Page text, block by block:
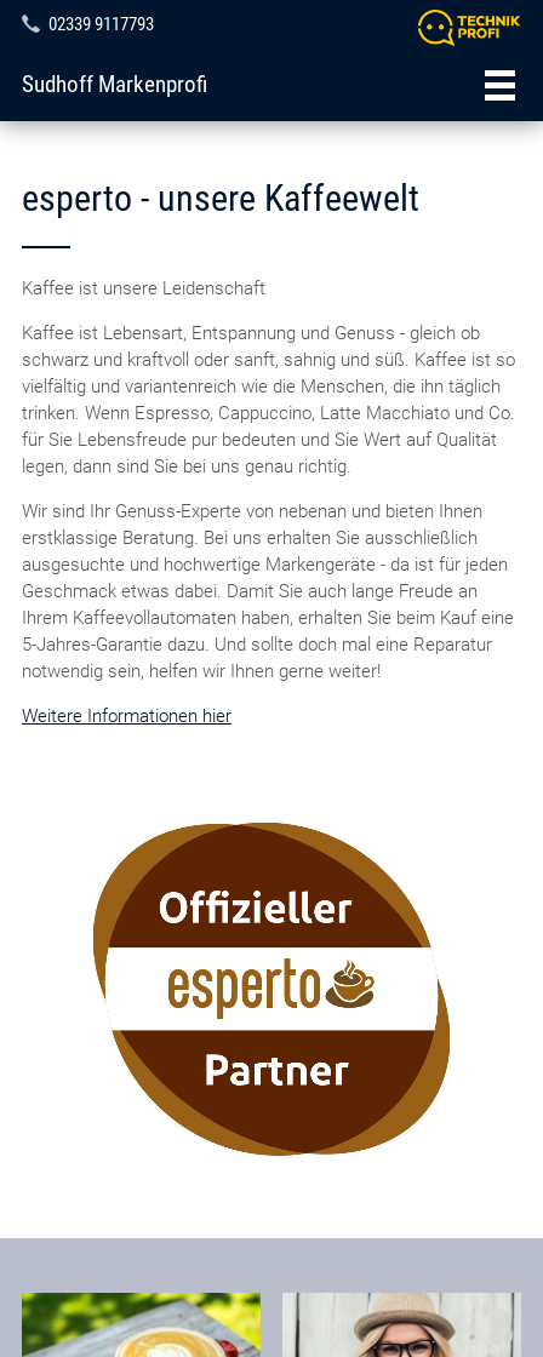
02339 9117793
Sudhoff Markenprofi
esperto - unsere Kaffeewelt
Kaffee ist unsere Leidenschaft
Kaffee ist Lebensart, Entspannung und Genuss - gleich ob
schwarz und kraftvoll oder sanft, sahnig und süß. Kaffee ist so
vielfältig und variantenreich wie die Menschen, die ihn täglich
trinken. Wenn Espresso, Cappuccino, Latte Macchiato und Co.
für Sie Lebensfreude pur bedeuten und Sie Wert auf Qualität
legen, dann sind Sie bei uns genau richtig.
Wir sind Ihr Genuss-Experte von nebenan und bieten Ihnen
erstklassige Beratung. Bei uns erhalten Sie ausschließlich
ausgesuchte und hochwertige Markengeräte - da ist für jeden
Geschmack etwas dabei. Damit Sie auch lange Freude an
Ihrem Kaffeevollautomaten haben, erhalten Sie beim Kauf eine
5-Jahres-Garantie dazu. Und sollte doch mal eine Reparatur
notwendig sein, helfen wir Ihnen gerne weiter!
Weitere Informationen hier